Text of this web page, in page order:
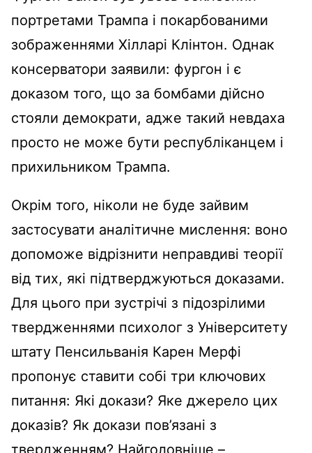
портретами Трампа і покарбованими
зображеннями Хілларі Клінтон. Однак
консерватори заявили: фургон і є
доказом того, що за бомбами дійсно
стояли демократи, адже такий невдаха
просто не може бути республіканцем і
прихильником Трампа.
Окрім того, ніколи не буде зайвим
застосувати аналітичне мислення: воно
допоможе відрізнити неправдиві теорії
від тих, які підтверджуються доказами.
Для цього при зустрічі з підозрілими
твердженнями психолог з Університету
штату Пенсильванія Карен Мерфі
пропонує ставити собі три ключових
питання: Які докази? Яке джерело цих
доказів? Як докази пов’язані з
твердженням? Найголовніше –